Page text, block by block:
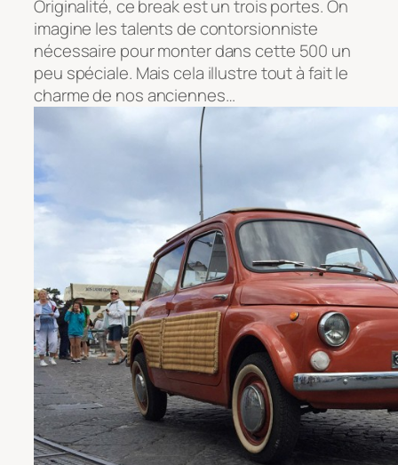
Originalité, ce break est un trois portes. On
imagine les talents de contorsionniste
nécessaire pour monter dans cette 500 un
peu spéciale. Mais cela illustre tout à fait le
charme de nos anciennes…